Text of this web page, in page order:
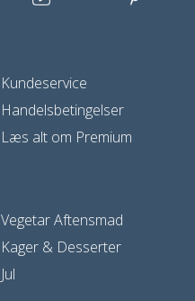
Kundeservice
Handelsbetingelser
Læs alt om Premium
Vegetar Aftensmad
Kager & Desserter
Jul